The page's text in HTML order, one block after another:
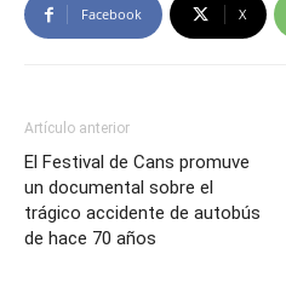
Facebook X
Artículo anterior
El Festival de Cans promuve
un documental sobre el
trágico accidente de autobús
de hace 70 años